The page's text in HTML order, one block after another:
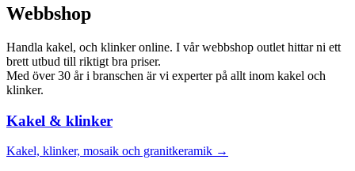
Webbshop
Handla kakel, och klinker online. I vår webbshop outlet hittar ni ett
brett utbud till riktigt bra priser.
Med över 30 år i branschen är vi experter på allt inom kakel och
klinker.
Kakel & klinker
Kakel, klinker, mosaik och granitkeramik →